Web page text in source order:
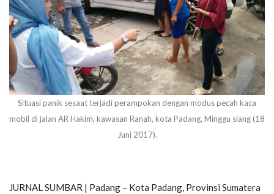
Situasi panik sesaat terjadi perampokan dengan modus pecah kaca
mobil di jalan AR Hakim, kawasan Ranah, kota Padang, Minggu siang (18
Juni 2017).
JURNAL SUMBAR | Padang – Kota Padang, Provinsi Sumatera